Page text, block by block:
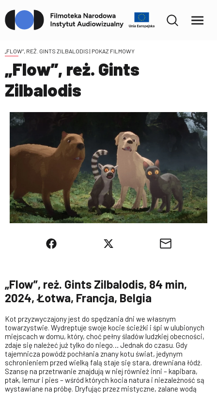
„FLOW”, REŻ. GINTS ZILBALODIS | POKAZ FILMOWY
„Flow”, reż. Gints
Zilbalodis
„Flow”, reż. Gints Zilbalodis, 84 min,
2024, Łotwa, Francja, Belgia
Kot przyzwyczajony jest do spędzania dni we własnym
towarzystwie. Wydreptuje swoje kocie ścieżki i śpi w ulubionych
miejscach w domu, który, choć pełny śladów ludzkiej obecności,
zdaje się należeć już tylko do niego… Jednak do czasu. Gdy
tajemnicza powódź pochłania znany kotu świat, jedynym
schronieniem przed wielką falą staje się stara, drewniana łódź.
Szansę na przetrwanie znajdują w niej również inni – kapibara,
ptak, lemur i pies – wśród których kocia natura i niezależność są
wystawiane na próbę. Dryfując przez mistyczne, zalane wodą